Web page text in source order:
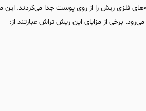
فلزی ریش را از روی پوست جدا می‌کردند.
برخی از مزایای این ریش تراش عبارتند از: